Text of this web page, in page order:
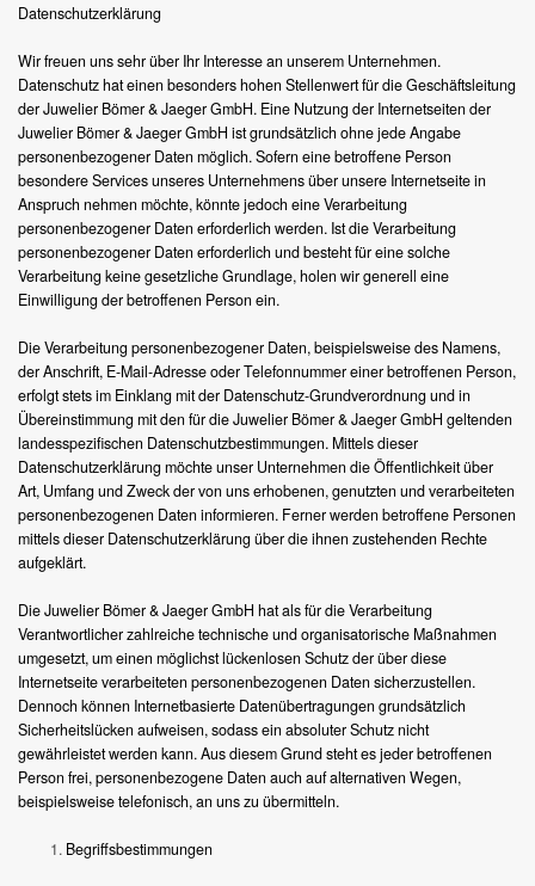
Datenschutzerklärung
Wir freuen uns sehr über Ihr Interesse an unserem Unternehmen.
Datenschutz hat einen besonders hohen Stellenwert für die Geschäftsleitung
der Juwelier Bömer & Jaeger GmbH. Eine Nutzung der Internetseiten der
Juwelier Bömer & Jaeger GmbH ist grundsätzlich ohne jede Angabe
personenbezogener Daten möglich. Sofern eine betroffene Person
besondere Services unseres Unternehmens über unsere Internetseite in
Anspruch nehmen möchte, könnte jedoch eine Verarbeitung
personenbezogener Daten erforderlich werden. Ist die Verarbeitung
personenbezogener Daten erforderlich und besteht für eine solche
Verarbeitung keine gesetzliche Grundlage, holen wir generell eine
Einwilligung der betroffenen Person ein.
Die Verarbeitung personenbezogener Daten, beispielsweise des Namens,
der Anschrift, E-Mail-Adresse oder Telefonnummer einer betroffenen Person,
erfolgt stets im Einklang mit der Datenschutz-Grundverordnung und in
Übereinstimmung mit den für die Juwelier Bömer & Jaeger GmbH geltenden
landesspezifischen Datenschutzbestimmungen. Mittels dieser
Datenschutzerklärung möchte unser Unternehmen die Öffentlichkeit über
Art, Umfang und Zweck der von uns erhobenen, genutzten und verarbeiteten
personenbezogenen Daten informieren. Ferner werden betroffene Personen
mittels dieser Datenschutzerklärung über die ihnen zustehenden Rechte
aufgeklärt.
Die Juwelier Bömer & Jaeger GmbH hat als für die Verarbeitung
Verantwortlicher zahlreiche technische und organisatorische Maßnahmen
umgesetzt, um einen möglichst lückenlosen Schutz der über diese
Internetseite verarbeiteten personenbezogenen Daten sicherzustellen.
Dennoch können Internetbasierte Datenübertragungen grundsätzlich
Sicherheitslücken aufweisen, sodass ein absoluter Schutz nicht
gewährleistet werden kann. Aus diesem Grund steht es jeder betroffenen
Person frei, personenbezogene Daten auch auf alternativen Wegen,
beispielsweise telefonisch, an uns zu übermitteln.
Begriffsbestimmungen